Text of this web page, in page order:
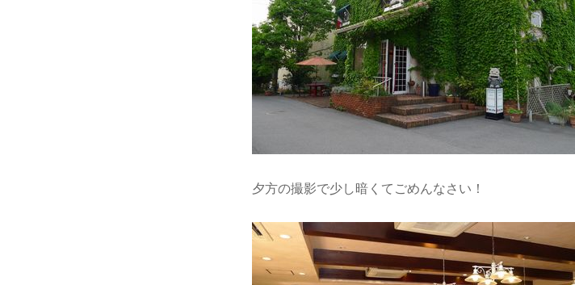
夕方の撮影で少し暗くてごめんなさい！